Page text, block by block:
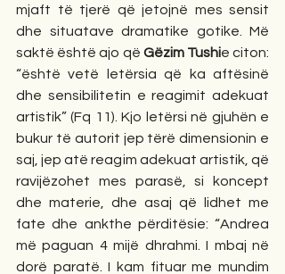
mjaft të tjerë që jetojnë mes sensit
dhe situatave dramatike gotike. Më
saktë është ajo që Gëzim Tushie citon:
“është vetë letërsia që ka aftësinë
dhe sensibilitetin e reagimit adekuat
artistik” (Fq 11). Kjo letërsi në gjuhën e
bukur të autorit jep tërë dimensionin e
saj, jep atë reagim adekuat artistik, që
ravijëzohet mes parasë, si koncept
dhe materie, dhe asaj që lidhet me
fate dhe ankthe përditësie: “Andrea
më paguan 4 mijë dhrahmi. I mbaj në
dorë paratë. I kam fituar me mundim